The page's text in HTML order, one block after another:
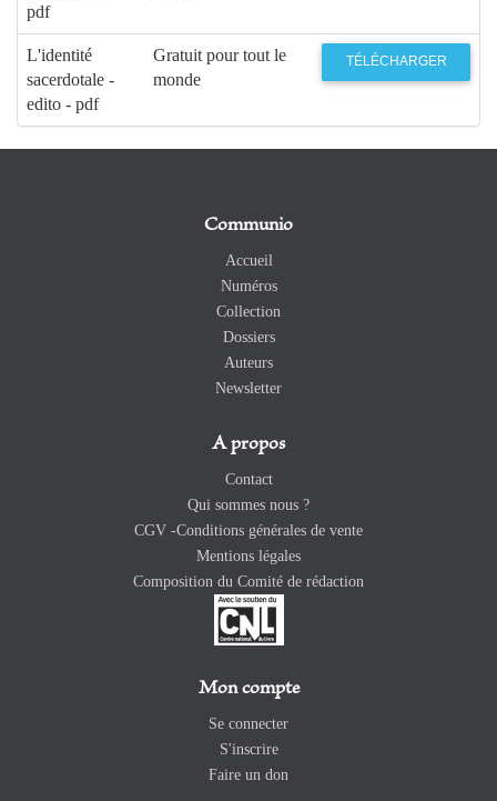
pdf
L'identité
sacerdotale -
edito - pdf
Gratuit pour tout le
monde
TÉLÉCHARGER
Communio
Accueil
Numéros
Collection
Dossiers
Auteurs
Newsletter
A propos
Contact
Qui sommes nous ?
CGV -Conditions générales de vente
Mentions légales
Composition du Comité de rédaction
Mon compte
Se connecter
S'inscrire
Faire un don